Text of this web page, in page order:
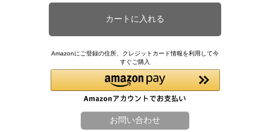
Amazonにご登録の住所、クレジットカード情報を利用して今
すぐご購入